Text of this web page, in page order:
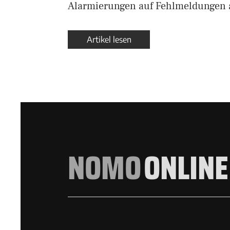
Alarmierungen auf
Artikel lesen
NOMOONLINE